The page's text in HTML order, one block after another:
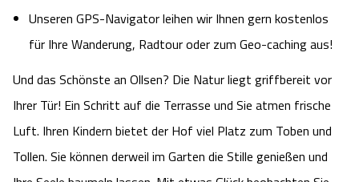
Unseren GPS-Navigator leihen wir Ihnen gern kostenlos
für Ihre Wanderung, Radtour oder zum Geo-cachingaus!
Und das Schönste an Ollsen? Die Natur liegt griffbereit vor
Ihrer Tür! Ein Schritt auf die Terrasse und Sie atmen frische
Luft. Ihren Kindern bietet der Hof viel Platz zum Toben und
Tollen. Sie können derweil im Garten die Stille genießen und